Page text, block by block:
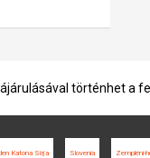
történhet a
Katona Sírja Slovenia Zempléni-